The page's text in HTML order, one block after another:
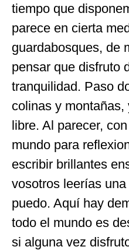
tiempo que
parece en cierta
guardabosques, de
pensar que disfruto
tranquilidad. Paso
colinas y
libre. Al parecer,
mundo para
escribir brillantes
vosotros leerías
puedo. Aquí hay
todo el mundo es
si alguna vez